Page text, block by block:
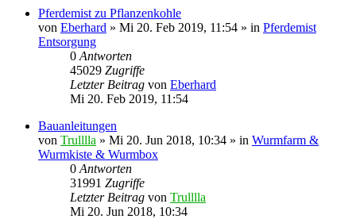
Pferdemist zu Pflanzenkohle
von Eberhard » Mi 20. Feb 2019, 11:54 » in Pferdemist
Entsorgung
0 Antworten
45029 Zugriffe
Letzter Beitrag von Eberhard
Mi 20. Feb 2019, 11:54
Bauanleitungen
von Trulllla » Mi 20. Jun 2018, 10:34 » in Wurmfarm &
Wurmkiste & Wurmbox
0 Antworten
31991 Zugriffe
Letzter Beitrag von Trulllla
Mi 20. Jun 2018, 10:34